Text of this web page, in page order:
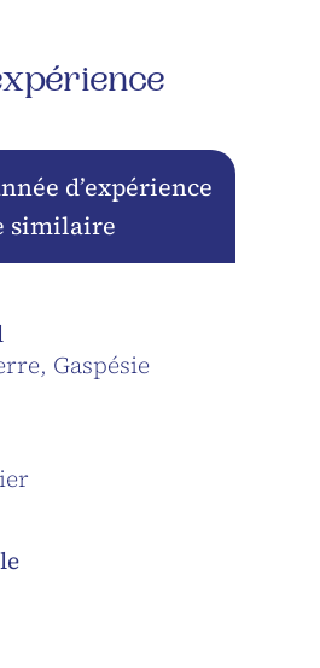
d’expérience
similaire
Gaspésie